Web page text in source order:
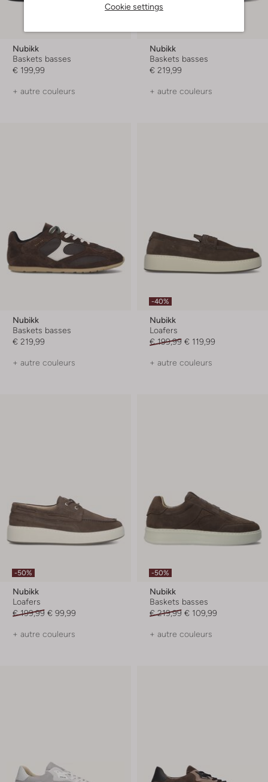
Cookie settings
Nubikk
Baskets basses
€ 199,99
+ autre couleurs
Nubikk
Baskets basses
€ 219,99
+ autre couleurs
Nubikk
Baskets basses
€ 219,99
+ autre couleurs
-40%
Nubikk
Loafers
€ 199,99 € 119,99
+ autre couleurs
-50%
Nubikk
Loafers
€ 199,99 € 99,99
+ autre couleurs
-50%
Nubikk
Baskets basses
€ 219,99 € 109,99
+ autre couleurs